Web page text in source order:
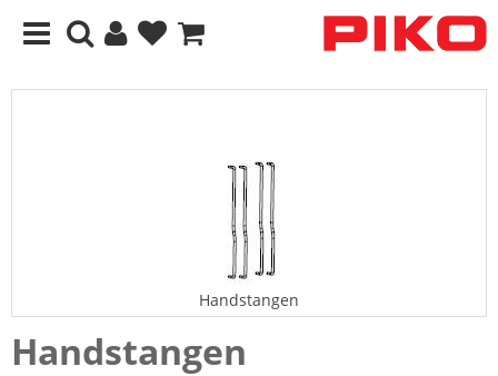
Handstangen
Handstangen